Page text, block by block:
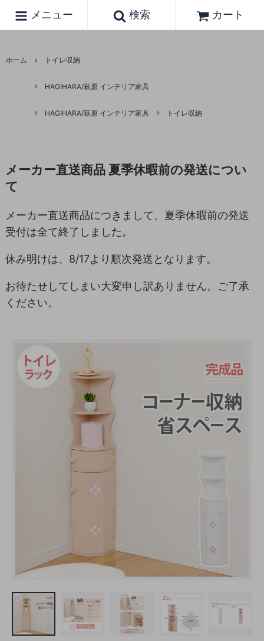
メニュー 検索 カート
ホーム トイレ収納
HAGIHARA/萩原 インテリア家具
HAGIHARA/萩原 インテリア家具 トイレ収納
メーカー直送商品 夏季休暇前の発送につい
て
メーカー直送商品につきまして、夏季休暇前の発送
受付は全て終了しました。
休み明けは、8/17より順次発送となります。
お待たせしてしまい大変申し訳ありません。ご了承
ください。